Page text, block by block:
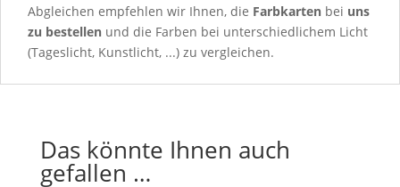
Abgleichen empfehlen wir Ihnen, die Farbkarten bei uns
zu bestellen und die Farben bei unterschiedlichem Licht
(Tageslicht, Kunstlicht, ...) zu vergleichen.
Das könnte Ihnen auch
gefallen …